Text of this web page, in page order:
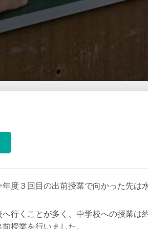
年度３回目の出前授業で向かった先は
行くことが多く、中学校への授業は
授業を行いました。